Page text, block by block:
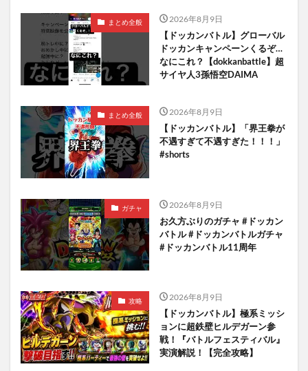
まとめ全般 2026年8月9日
【ドッカンバトル】グローバル
ドッカンキャンペーンくるぞ…
なにこれ？【dokkanbattle】超
サイヤ人3孫悟空DAIMA
まとめ全般 2026年8月9日
【ドッカンバトル】「界王拳が
不遇すぎて不遇すぎた！！！」
#shorts
ガチャ 2026年8月9日
お久方ぶりのガチャ #ドッカン
バトル #ドッカンバトルガチャ
#ドッカンバトル11周年
攻略 2026年8月9日
【ドッカンバトル】極系ミッシ
ョンに超鉄壁ヒルデガーン参
戦！『バトルフェスティバル』
実演解説！【完全攻略】